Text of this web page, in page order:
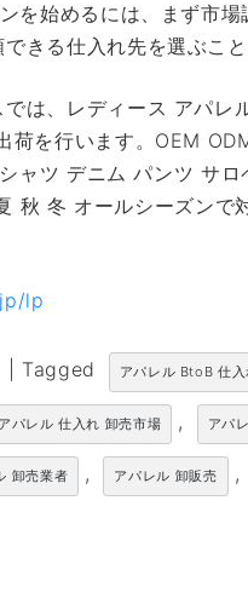
を始めるには、まず市
きる仕入れ先を選ぶこと
は、レディース アパ
荷を行います。OEM
ャツ デニム パンツ サ
秋 冬 オールシーズンで
lp
Tagged アパレル BtoB 仕入
アパレル 仕入れ 卸売市場 , アパ
卸売業者 , アパレル 卸販売 ,